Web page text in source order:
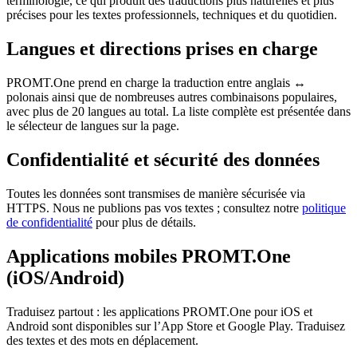
précises pour les textes professionnels, techniques et du quotidien.
Langues et directions prises en charge
PROMT.One prend en charge la traduction entre anglais ↔
polonais ainsi que de nombreuses autres combinaisons populaires,
avec plus de 20 langues au total. La liste complète est présentée dans
le sélecteur de langues sur la page.
Confidentialité et sécurité des données
Toutes les données sont transmises de manière sécurisée via
HTTPS. Nous ne publions pas vos textes ; consultez notre politique
de confidentialité pour plus de détails.
Applications mobiles PROMT.One
(iOS/Android)
Traduisez partout : les applications PROMT.One pour iOS et
Android sont disponibles sur l’App Store et Google Play. Traduisez
des textes et des mots en déplacement.